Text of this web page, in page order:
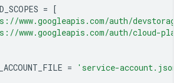
= [
www.googleapis.com/auth/
www.googleapis.com/auth/cloud-
= 'service-account.json'